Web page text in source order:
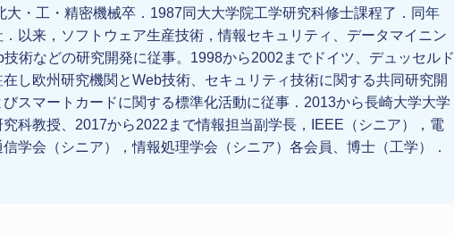
大・工・精密機械卒．1987同大大学院工学研究科修士課程了．同年
．以来，ソフトウェア生産技術，情報セキュリティ、データマイニン
技術などの研究開発に従事。1998から2002までドイツ、デュッセルド
在し欧州研究機関とWeb技術、セキュリティ技術に関する共同研究開
スマートカードに関する標準化活動に従事．2013から長崎大学大学
究科教授、2017から2022まで情報担当副学長，IEEE（シニア），電
学会（シニア），情報処理学会（シニア）各会員、博士（工学）．